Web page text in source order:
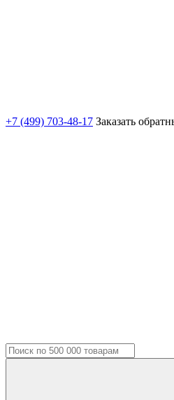
+7 (499) 703-48-17 Заказать